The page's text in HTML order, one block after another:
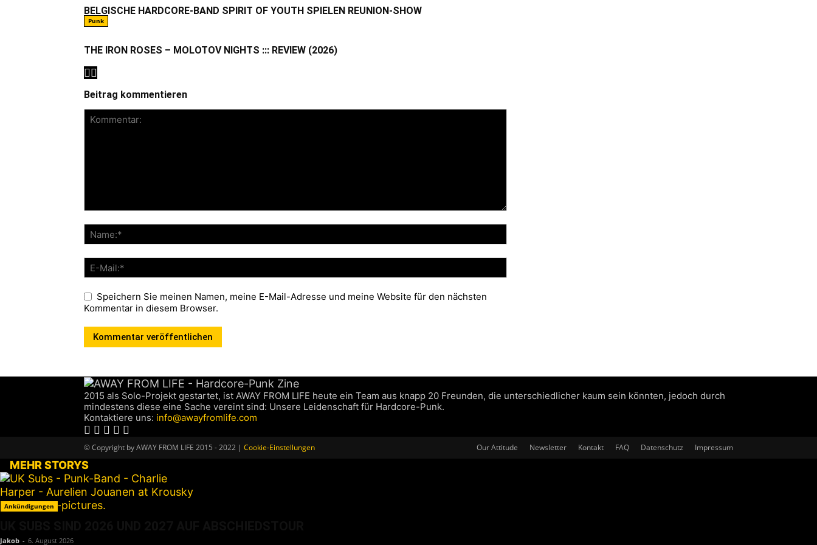
BELGISCHE HARDCORE-BAND SPIRIT OF YOUTH SPIELEN REUNION-SHOW
Punk
THE IRON ROSES – MOLOTOV NIGHTS ::: REVIEW (2026)
Beitrag kommentieren
Speichern Sie meinen Namen, meine E-Mail-Adresse und meine Website für den nächsten
Kommentar in diesem Browser.
2015 als Solo-Projekt gestartet, ist AWAY FROM LIFE heute ein Team aus knapp 20 Freunden, die unterschiedlicher kaum sein könnten, jedoch durch
mindestens diese eine Sache vereint sind: Unsere Leidenschaft für Hardcore-Punk.
Kontaktiere uns: info@awayfromlife.com
Our Attitude Newsletter Kontakt FAQ Datenschutz Impressum
© Copyright by AWAY FROM LIFE 2015 - 2022 | Cookie-Einstellungen
MEHR STORYS
Ankündigungen
Jakob - 6. August 2026